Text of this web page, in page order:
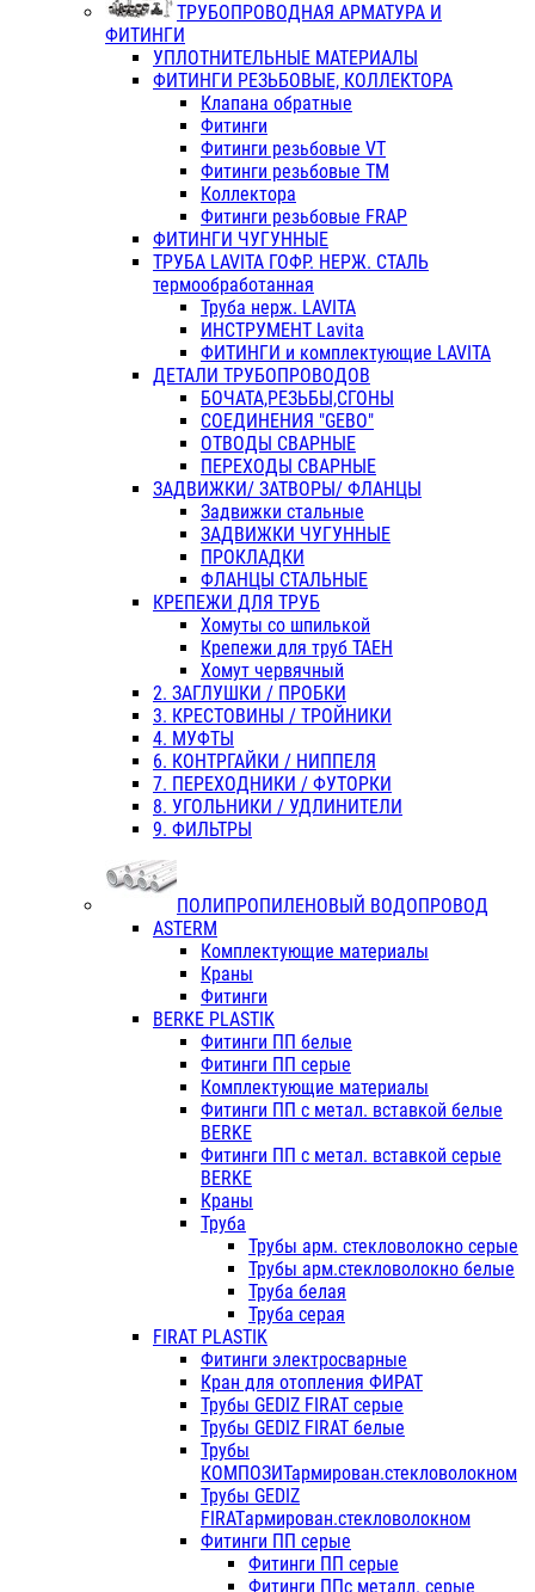
ТРУБОПРОВОДНАЯ АРМАТУРА И
ФИТИНГИ
УПЛОТНИТЕЛЬНЫЕ МАТЕРИАЛЫ
ФИТИНГИ РЕЗЬБОВЫЕ, КОЛЛЕКТОРА
Клапана обратные
Фитинги
Фитинги резьбовые VT
Фитинги резьбовые ТМ
Коллектора
Фитинги резьбовые FRAP
ФИТИНГИ ЧУГУННЫЕ
ТРУБА LAVITA ГОФР. НЕРЖ. СТАЛЬ
термообработанная
Труба нерж. LAVITA
ИНСТРУМЕНТ Lavita
ФИТИНГИ и комплектующие LAVITA
ДЕТАЛИ ТРУБОПРОВОДОВ
БОЧАТА,РЕЗЬБЫ,СГОНЫ
СОЕДИНЕНИЯ "GEBO"
ОТВОДЫ СВАРНЫЕ
ПЕРЕХОДЫ СВАРНЫЕ
ЗАДВИЖКИ/ ЗАТВОРЫ/ ФЛАНЦЫ
Задвижки стальные
ЗАДВИЖКИ ЧУГУННЫЕ
ПРОКЛАДКИ
ФЛАНЦЫ СТАЛЬНЫЕ
КРЕПЕЖИ ДЛЯ ТРУБ
Хомуты со шпилькой
Крепежи для труб ТАЕН
Хомут червячный
2. ЗАГЛУШКИ / ПРОБКИ
3. КРЕСТОВИНЫ / ТРОЙНИКИ
4. МУФТЫ
6. КОНТРГАЙКИ / НИППЕЛЯ
7. ПЕРЕХОДНИКИ / ФУТОРКИ
8. УГОЛЬНИКИ / УДЛИНИТЕЛИ
9. ФИЛЬТРЫ
ПОЛИПРОПИЛЕНОВЫЙ ВОДОПРОВОД
ASTERM
Комплектующие материалы
Краны
Фитинги
BERKE PLASTIK
Фитинги ПП белые
Фитинги ПП серые
Комплектующие материалы
Фитинги ПП с метал. вставкой белые
BERKE
Фитинги ПП с метал. вставкой серые
BERKE
Краны
Труба
Трубы арм. стекловолокно серые
Трубы арм.стекловолокно белые
Труба белая
Труба серая
FIRAT PLASTIK
Фитинги электросварные
Кран для отопления ФИРАТ
Трубы GEDIZ FIRAT серые
Трубы GEDIZ FIRAT белые
Трубы
КОМПОЗИТармирован.стекловолокном
Трубы GEDIZ
FIRATармирован.стекловолокном
Фитинги ПП серые
Фитинги ПП серые
Фитинги ППс металл. серые